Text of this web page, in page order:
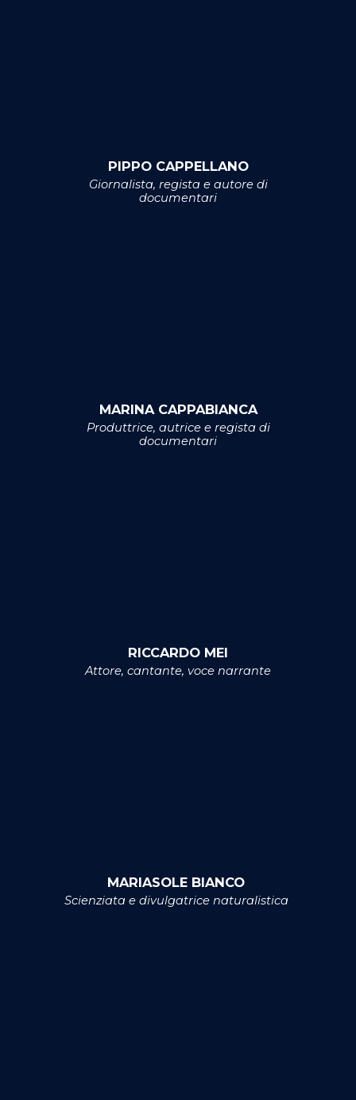
PIPPO CAPPELLANO
Giornalista, regista e autore di
documentari
MARINA CAPPABIANCA
Produttrice, autrice e regista di
documentari
RICCARDO MEI
Attore, cantante, voce narrante
MARIASOLE BIANCO
Scienziata e divulgatrice naturalistica